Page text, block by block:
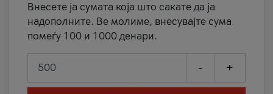
Внесете ја сумата која што сакате да ја
надополните. Ве молиме, внесувајте сума
помеѓу 100 и 1000 денари.
- +